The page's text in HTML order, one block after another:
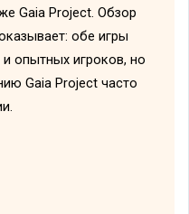
Gaia Project. Обзор
обе игры
опытных игроков, но
Gaia Project часто